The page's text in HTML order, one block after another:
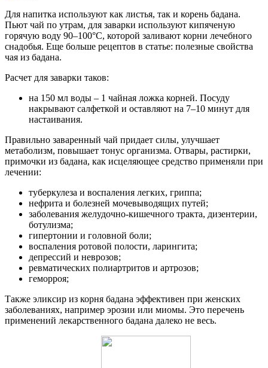
Для напитка используют как листья, так и корень бадана.
Пьют чай по утрам, для заварки используют кипяченую
горячую воду 90–100°C, которой заливают корни лечебного
снадобья. Еще больше рецептов в статье: полезные свойства
чая из бадана.
Расчет для заварки таков:
на 150 мл воды – 1 чайная ложка корней. Посуду
накрывают салфеткой и оставляют на 7–10 минут для
настаивания.
Правильно заваренный чай придает силы, улучшает
метаболизм, повышает тонус организма. Отвары, растирки,
примочки из бадана, как исцеляющее средство применяли при
лечении:
туберкулеза и воспаления легких, гриппа;
нефрита и болезней мочевыводящих путей;
заболевания желудочно-кишечного тракта, дизентерии,
ботулизма;
гипертонии и головной боли;
воспаления ротовой полости, ларингита;
депрессий и неврозов;
ревматических полиартритов и артрозов;
геморроя;
Также эликсир из корня бадана эффективен при женских
заболеваниях, например эрозии или миомы. Это перечень
применений лекарственного бадана далеко не весь.